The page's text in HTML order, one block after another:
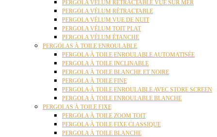
PERGOLA VÉLUM RÉTRACTABLE VUE SUR MER
PERGOLA VÉLUM RÉTRACTABLE
PERGOLA VÉLUM VUE DE NUIT
PERGOLA VÉLUM TOIT PLAT
PERGOLA VÉLUM ÉTANCHE
PERGOLAS À TOILE ENROULABLE
PERGOLA À TOILE ENROULABLE AUTOMATISÉE
PERGOLA À TOILE INCLINABLE
PERGOLA À TOILE BLANCHE ET NOIRE
PERGOLA À TOILE FINE
PERGOLA À TOILE ENROULABLE AVEC STORE SCREEN
PERGOLA À TOILE ENROULABLE BLANCHE
PERGOLAS À TOILE FIXE
PERGOLA À TOILE ZOOM TOIT
PERGOLA À TOILE FIXE CLASSIQUE
PERGOLA À TOILE BLANCHE